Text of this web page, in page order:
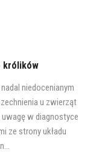
królików
niedocenianym
u zwierząt
w diagnostyce
ze strony układu